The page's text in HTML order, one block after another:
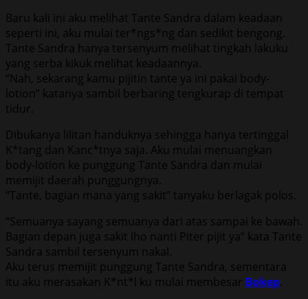
Baru kali ini aku melihat Tante Sandra dalam keadaan
seperti ini, aku mulai ter*ngs*ng dan sedikit bengong.
Tante Sandra hanya tersenyum melihat tingkah lakuku
yang serba kikuk melihat keadaannya.
“Nah, sekarang kamu pijitin tante ya ini pakai body-
lotion” katanya sambil berbaring tengkurap di tempat
tidur.
Dibukanya lilitan handuknya sehingga hanya tertinggal
K*tang dan Kanc*tnya saja. Aku mulai menuangkan
body-lotion ke punggung Tante Sandra dan mulai
memijit daerah punggungnya.
“Tante, bagian mana yang sakit” tanyaku berlagak polos.
“Semuanya sayang semuanya dari atas sampai ke bawah.
Bagian depan juga sakit lho nanti Piter pijit ya” kata Tante
Sandra sambil tersenyum nakal.
Aku terus memijit punggung Tante Sandra, sementara
itu aku merasakan K*nt*l ku mulai membesar Bokep.